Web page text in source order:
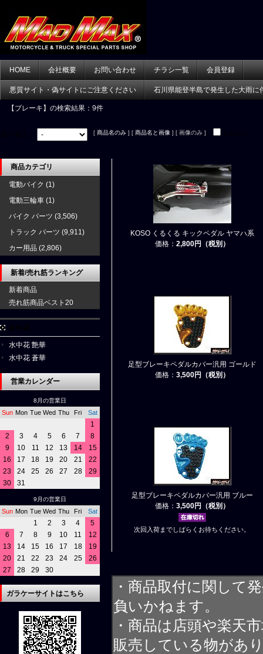
HOME 会社概要 お問い合わせ チラシ一覧 会員登録
悪質サイト・偽サイトにご注意ください 石川県能登半島で発生した大雨に
【ブレーキ】 の検索結果：9件
[ 商品名のみ ] [ 商品名と画像 ] [ 画像のみ ]
KOSO くるくる キックペダル ヤマハ系
価格： 2,800円（税別）
足型ブレーキペダルカバー汎用 ゴールド
価格： 3,500円（税別）
足型ブレーキペダルカバー汎用 ブルー
価格： 3,500円（税別）
次回入荷までしばらくお待ちください。
・商品取付に関して
負いかねます。
・商品は店頭や楽天
販売している物があ
商品カテゴリ
電動バイク (1)
電動三輪車 (1)
バイク パーツ (3,506)
トラック パーツ (9,911)
カー用品 (2,806)
新着/売れ筋ランキング
新着商品
売れ筋商品ベスト20
水中花 艶華
水中花 蒼華
営業カレンダー
8月の営業日
Sun Mon Tue Wed Thu Fri Sat
1
2
3 4 5 6 7
8
9
10 11 12 13 14
15
16
17 18 19 20 21
22
23
24 25 26 27 28
29
30
31
9月の営業日
Sun Mon Tue Wed Thu Fri Sat
1 2 3 4
5
6
7 8 9 10 11
12
13
14 15 16 17 18
19
20
21 22 23 24 25
26
27
28 29 30
ガラケーサイトはこちら